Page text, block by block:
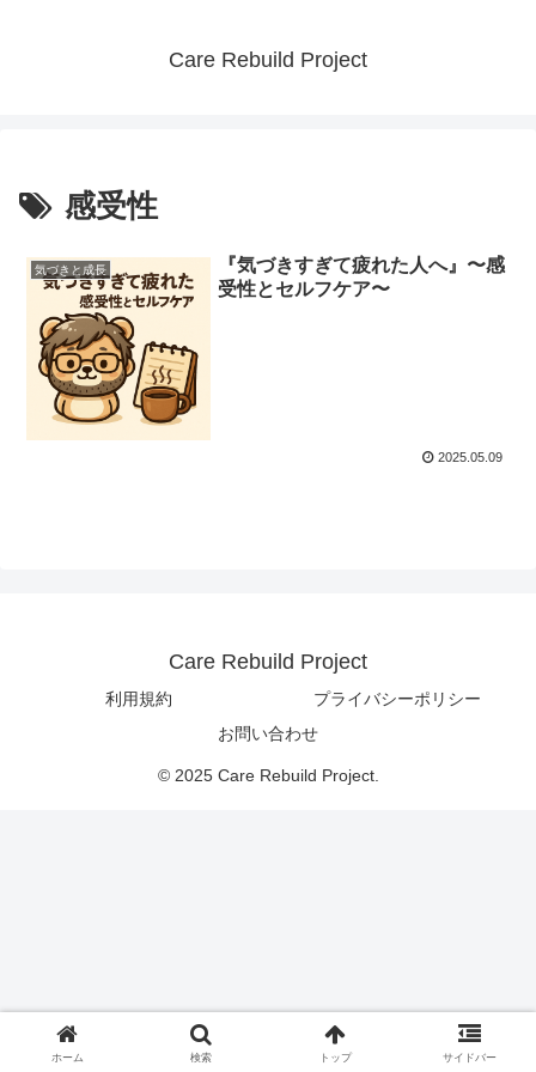
Care Rebuild Project
感受性
気づきと成長
『気づきすぎて疲れた人へ』〜感
受性とセルフケア〜
2025.05.09
Care Rebuild Project
利用規約
プライバシーポリシー
お問い合わせ
© 2025 Care Rebuild Project.
ホーム 検索 トップ サイドバー